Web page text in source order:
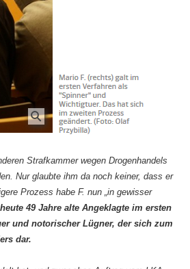
Strafkammer wegen Drogenhandels
Nur glaubte ihm da noch keiner, dass er
Prozess habe F. nun „in gewisser
49Jahre alte Angeklagte im ersten
und notorischer Lügner, der sich zum
dar.